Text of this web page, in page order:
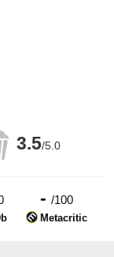
3.5/5.0
-/100
Metacritic